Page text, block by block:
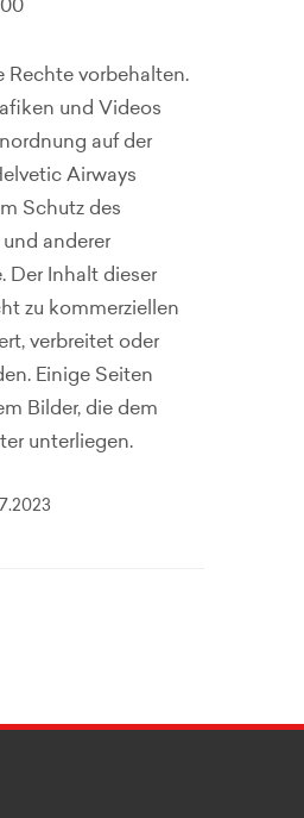
Rechte vorbehalten.
und Videos
auf der
Airways
Schutz des
anderer
Der Inhalt dieser
zu kommerziellen
verbreitet oder
Einige Seiten
Bilder, die dem
unterliegen.